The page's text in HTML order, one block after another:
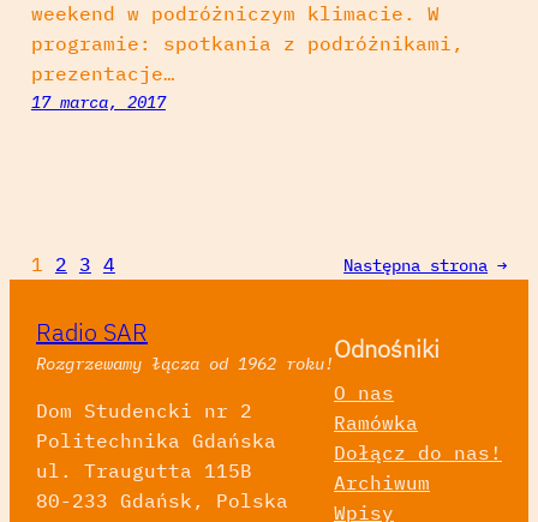
weekend w podróżniczym klimacie. W
programie: spotkania z podróżnikami,
prezentacje…
17 marca, 2017
1 2 3 4 Następna strona →
Radio SAR
Rozgrzewamy łącza od 1962 roku!
Dom Studencki nr 2
Politechnika Gdańska
ul. Traugutta 115B
80-233 Gdańsk, Polska
Odnośniki
O nas
Ramówka
Dołącz do nas!
Archiwum
Wpisy